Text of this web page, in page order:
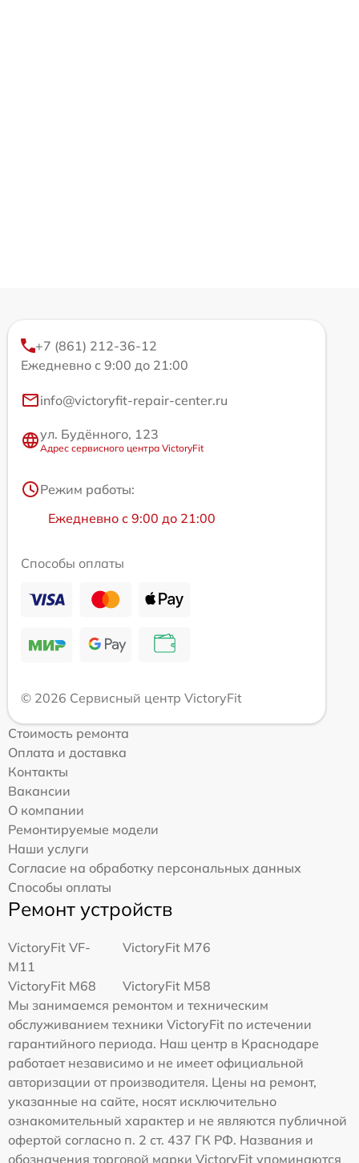
+7 (861) 212-36-12
Ежедневно с 9:00 до 21:00
info@victoryfit-repair-center.ru
ул. Будённого, 123
Адрес сервисного центра VictoryFit
Режим работы:
Ежедневно с 9:00 до 21:00
Способы оплаты
© 2026 Сервисный центр VictoryFit
Стоимость ремонта
Оплата и доставка
Контакты
Вакансии
О компании
Ремонтируемые модели
Наши услуги
Согласие на обработку персональных данных
Способы оплаты
Ремонт устройств
VictoryFit VF-
M11
VictoryFit M76
VictoryFit M68
VictoryFit M58
Мы занимаемся ремонтом и техническим
обслуживанием техники VictoryFit по истечении
гарантийного периода. Наш центр в Краснодаре
работает независимо и не имеет официальной
авторизации от производителя. Цены на ремонт,
указанные на сайте, носят исключительно
ознакомительный характер и не являются публичной
офертой согласно п. 2 ст. 437 ГК РФ. Названия и
обозначения торговой марки VictoryFit упоминаются